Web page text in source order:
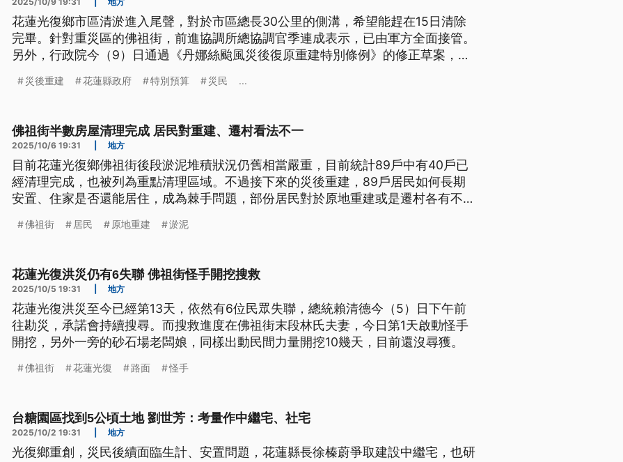
花蓮光復鄉市區清淤進入尾聲，對於市區總長30公里的側溝，希望能趕在15日清除
完畢。針對重災區的佛祖街，前進協調所總協調官季連成表示，已由軍方全面接管。
另外，行政院今（9）日通過《丹娜絲颱風災後復原重建特別條例》的修正草案，從
助投保意外事故險，最高保額100萬元，優先以徵調的重機具、水電業者為主。
災後重建 花蓮縣政府 特別預算 災民 ...
佛祖街半數房屋清理完成 居民對重建、遷村看法不一
2025/10/6 19:31 地方
目前花蓮光復鄉佛祖街後段淤泥堆積狀況仍舊相當嚴重，目前統計89戶中有40戶已
經清理完成，也被列為重點清理區域。不過接下來的災後重建，89戶居民如何長期
安置、住家是否還能居住，成為棘手問題，部份居民對於原地重建或是遷村各有不同
佛祖街 居民 原地重建 淤泥
花蓮光復洪災仍有6失聯 佛祖街怪手開挖搜救
2025/10/5 19:31 地方
花蓮光復洪災至今已經第13天，依然有6位民眾失聯，總統賴清德今（5）日下午前
往勘災，承諾會持續搜尋。而搜救進度在佛祖街末段林氏夫妻，今日第1天啟動怪手
開挖，另外一旁的砂石場老闆娘，同樣出動民間力量開挖10幾天，目前還沒尋獲。
佛祖街 花蓮光復 路面 怪手
台糖園區找到5公頃土地 劉世芳：考量作中繼宅、社宅
2025/10/2 19:31 地方
光復鄉重創，災民後續面臨生計、安置問題，花蓮縣長徐榛蔚爭取建設中繼宅，也研